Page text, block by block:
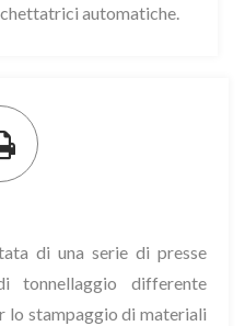
automatiche.
di una serie di presse
tonnellaggio differente
lo stampaggio di materiali